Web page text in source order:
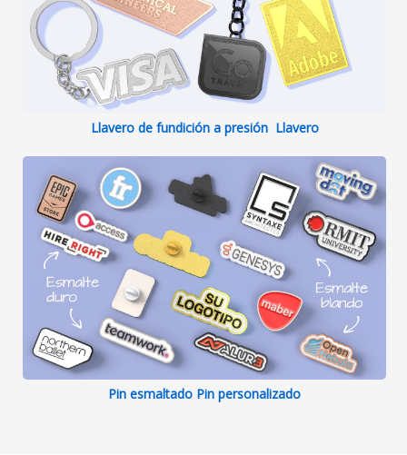
Llavero de fundición a presión Llavero
Pin esmaltado Pin personalizado